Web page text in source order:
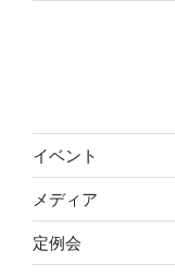
イベント
メディア
定例会